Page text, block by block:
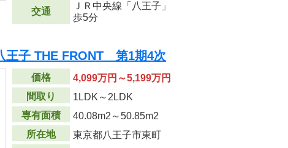
交通
ＪＲ中央線「八王子」
歩5分
王子 THE FRONT 第1期4次
価格
4,099万円～5,199万円
間取り
1LDK～2LDK
専有面積
40.08m2 ～50.85m2
所在地
東京都八王子市東町